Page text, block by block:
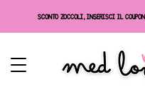
SCONTO ZOCCOLI, INSERISCI IL